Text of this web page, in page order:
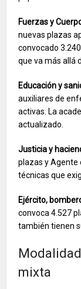
Fuerzas y
nuevas plazas
convocado
que va más allá
Educación y
auxiliares de
activas. La
actualizado.
Justicia y
plazas y Agente
técnicas que
Ejército,
convoca 4.527
también tienen
mixta